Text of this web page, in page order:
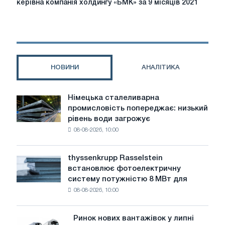
–
«БМК»
9
місяців
керівна компанія холдингу «БМК» за 9 місяців 2021
НОВИНИ АНАЛІТИКА
Німецька
сталеливарна
промисловість
води
загрожує
безпеці
Німецька сталеливарна
промисловість попереджає: низький
рівень води загрожує
08-08-2026, 10:00
thyssenkrupp
Rasselstein
встановлює
фотоелектричну
thyssenkrupp Rasselstein
встановлює фотоелектричну
систему потужністю 8 МВт для
08-08-2026, 10:00
Ринок
Ринок нових вантажівок у липні